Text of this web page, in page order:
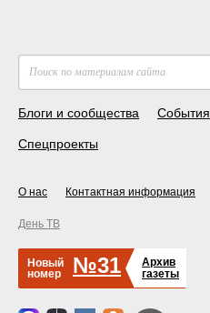
Блоги и сообщества События
Спецпроекты
О нас Контактная информация
День ТВ
Новый
номер
№31
Архив
газеты